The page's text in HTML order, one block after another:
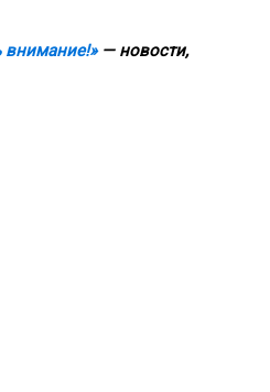
внимание!»— новости,